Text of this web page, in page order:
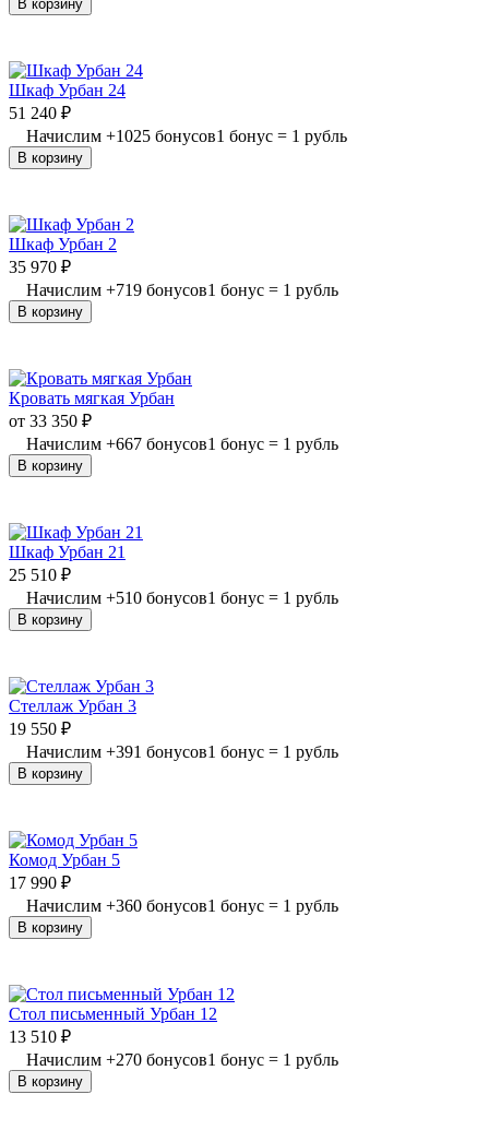
В корзину
Шкаф Урбан 24
51 240 ₽
Начислим +1025 бонусов1 бонус = 1 рубль
В корзину
Шкаф Урбан 2
35 970 ₽
Начислим +719 бонусов1 бонус = 1 рубль
В корзину
Кровать мягкая Урбан
от 33 350 ₽
Начислим +667 бонусов1 бонус = 1 рубль
В корзину
Шкаф Урбан 21
25 510 ₽
Начислим +510 бонусов1 бонус = 1 рубль
В корзину
Стеллаж Урбан 3
19 550 ₽
Начислим +391 бонусов1 бонус = 1 рубль
В корзину
Комод Урбан 5
17 990 ₽
Начислим +360 бонусов1 бонус = 1 рубль
В корзину
Стол письменный Урбан 12
13 510 ₽
Начислим +270 бонусов1 бонус = 1 рубль
В корзину